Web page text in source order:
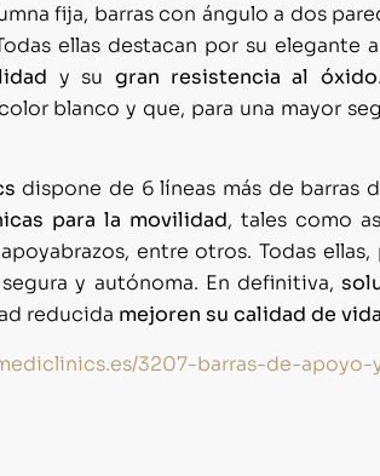
fija, barras con ángulo a dos
ellas destacan por su elegante
y su gran resistencia al óxido
blanco y que, para una mayor
dispone de 6 líneas más de barras
para la movilidad, tales como
entre otros. Todas ellas,
y autónoma. En definitiva,
reducida mejoren su calidad de
3207-barras-de-